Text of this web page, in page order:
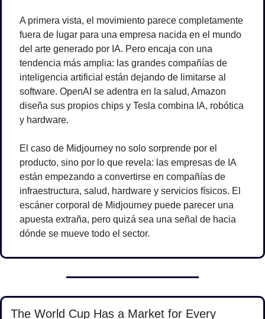
A primera vista, el movimiento parece completamente
fuera de lugar para una empresa nacida en el mundo
del arte generado por IA. Pero encaja con una
tendencia más amplia: las grandes compañías de
inteligencia artificial están dejando de limitarse al
software. OpenAI se adentra en la salud, Amazon
diseña sus propios chips y Tesla combina IA, robótica
y hardware.
El caso de Midjourney no solo sorprende por el
producto, sino por lo que revela: las empresas de IA
están empezando a convertirse en compañías de
infraestructura, salud, hardware y servicios físicos. El
escáner corporal de Midjourney puede parecer una
apuesta extraña, pero quizá sea una señal de hacia
dónde se mueve todo el sector.
The World Cup Has a Market for Every